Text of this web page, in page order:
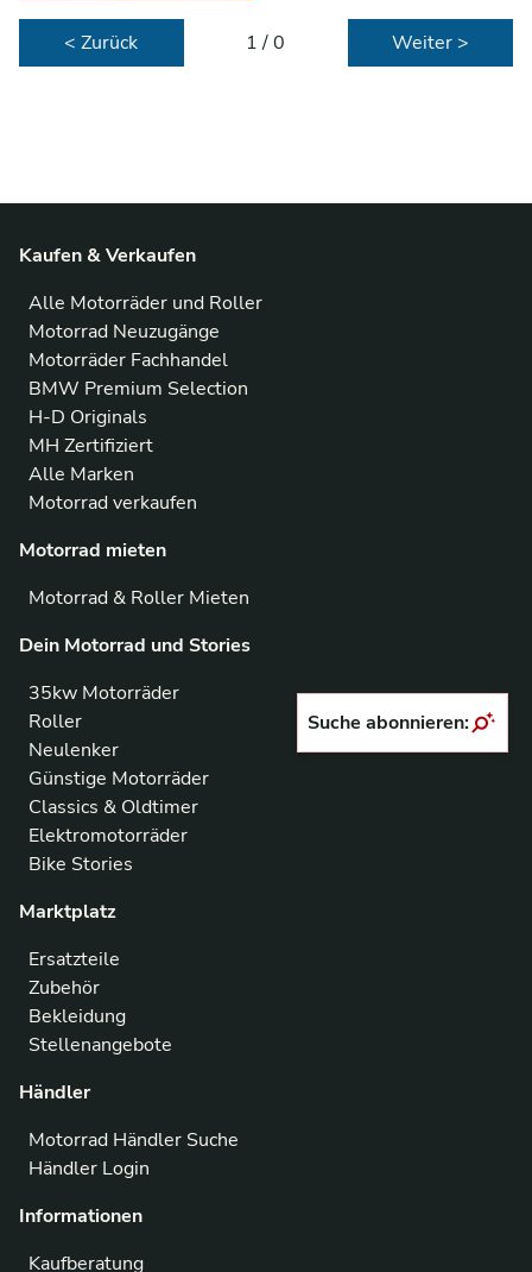
< Zurück 1 / 0 Weiter >
Kaufen & Verkaufen
Alle Motorräder und Roller
Motorrad Neuzugänge
Motorräder Fachhandel
BMW Premium Selection
H-D Originals
MH Zertifiziert
Alle Marken
Motorrad verkaufen
Motorrad mieten
Motorrad & Roller Mieten
Dein Motorrad und Stories
35kw Motorräder
Roller
Neulenker
Günstige Motorräder
Classics & Oldtimer
Elektromotorräder
Bike Stories
Marktplatz
Ersatzteile
Zubehör
Bekleidung
Stellenangebote
Händler
Motorrad Händler Suche
Händler Login
Informationen
Kaufberatung
Suche abonnieren: